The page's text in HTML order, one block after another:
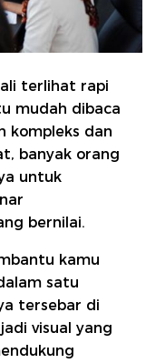
terlihat rapi
mudah dibaca
kompleks dan
banyak orang
untuk
bernilai.
kamu
satu
tersebar di
visual yang